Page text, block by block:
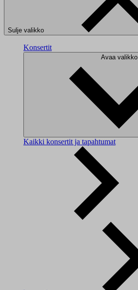
Sulje valikko
Konsertit
Avaa valikko
Kaikki konsertit ja tapahtumat